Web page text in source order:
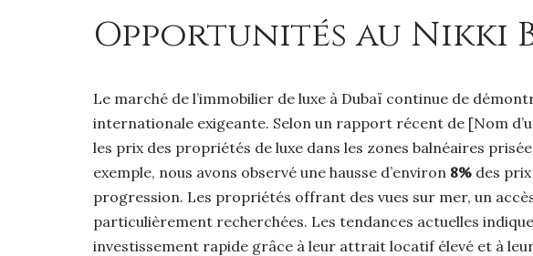
Opportunités au Nikki
Le marché de l’immobilier de luxe à Dubaï continue de
internationale exigeante. Selon un rapport récent de [Nom
les prix des propriétés de luxe dans les zones balnéaires
exemple, nous avons observé une hausse d’environ 8% des
progression. Les propriétés offrant des vues sur mer, un
particulièrement recherchées. Les tendances actuelles
investissement rapide grâce à leur attrait locatif élevé et à